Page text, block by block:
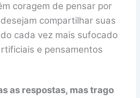
coragem de pensar por
compartilhar suas
cada vez mais sufocado
e pensamentos
as respostas, mas trago